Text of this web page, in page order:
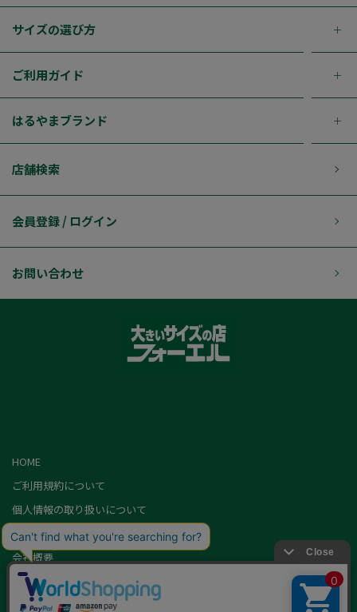
サイズの選び方
ご利用ガイド
はるやまブランド
店舗検索
会員登録 / ログイン
お問い合わせ
HOME
ご利用規約について
個人情報の取り扱いについて
特定商取引に基づく表記
会社概要
カード会員（情報変更/ポイント照会）
お問い合わせ